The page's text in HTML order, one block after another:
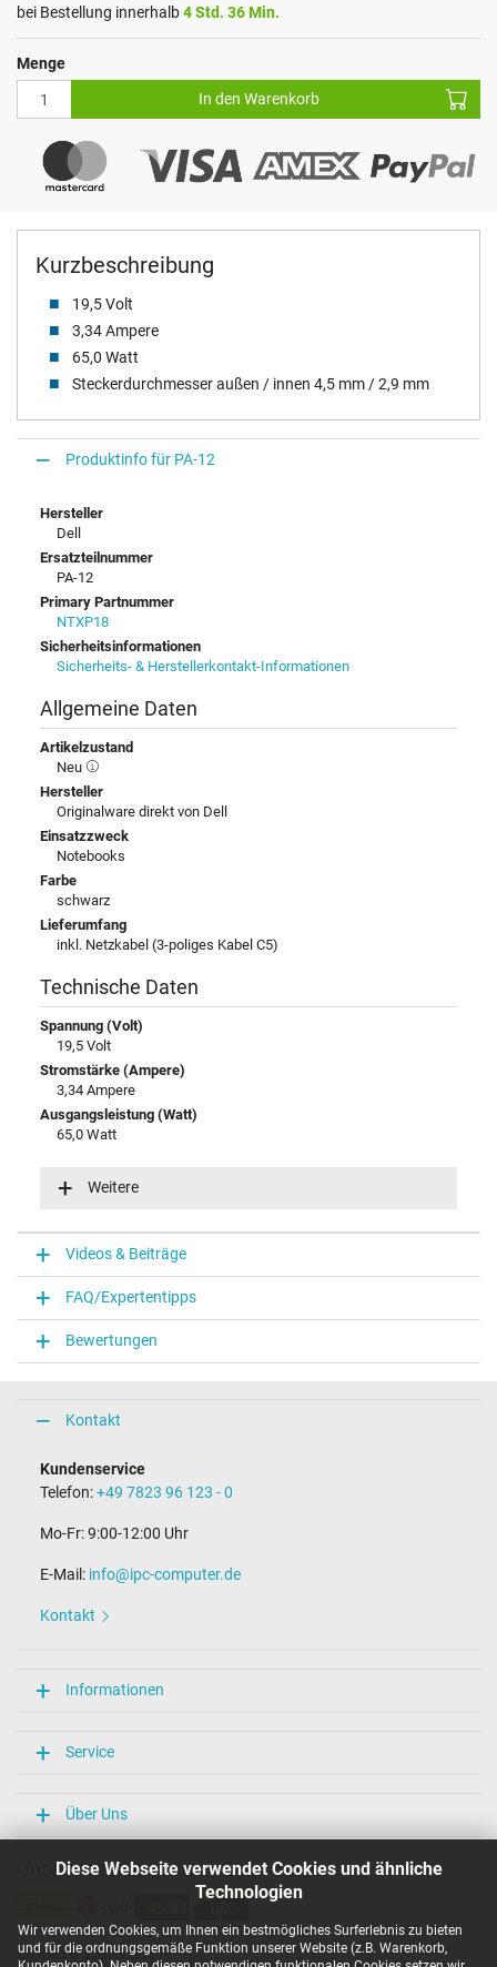
Diese Webseite verwendet Cookies und ähnliche
Technologien
Wir verwenden Cookies, um Ihnen ein bestmögliches Surferlebnis zu bieten
und für die ordnungsgemäße Funktion unserer Website (z.B. Warenkorb,
Kurzbeschreibung
19,5 Volt
3,34 Ampere
65,0 Watt
Steckerdurchmesser außen / innen 4,5 mm / 2,9 mm
bei Bestellung innerhalb4 Std. 36 Min.
Menge
In den Warenkorb
Produktinfo für PA-12
Hersteller
Dell
Ersatzteilnummer
PA-12
Primary Partnummer
NTXP18
Sicherheitsinformationen
Sicherheits- & Herstellerkontakt-Informationen
Allgemeine Daten
Artikelzustand
Neu
Hersteller
Originalware direkt von Dell
Einsatzzweck
Notebooks
Farbe
schwarz
Lieferumfang
inkl. Netzkabel (3-poliges Kabel C5)
Technische Daten
Spannung (Volt)
19,5 Volt
Stromstärke (Ampere)
3,34 Ampere
Ausgangsleistung (Watt)
65,0 Watt
100-240V / 50-60Hz
Funktions-LED
Funktions-LED im Stecker
Notebook Stecker
Steckertyp / -form
rund / 180° gerade
9,5 mm
Ja
Länge Anschlusskabel (m) (ca.)
Länge / Breite / Höhe
Weitere Daten
Ja
CE
N
PSE
SEC
Weitere
Videos & Beiträge
FAQ/Expertentipps
Bewertungen
Kontakt
Kundenservice
Telefon:+49 7823 96 123 - 0
Mo-Fr: 9:00-12:00 Uhr
E-Mail: info@ipc-computer.de
Kontakt
Informationen
Service
Über Uns
Unsere Versandarten
Unsere Zahlarten